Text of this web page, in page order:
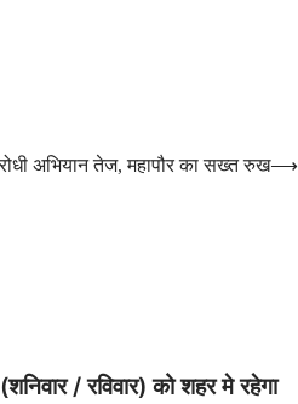
अभियान तेज, महापौर का सख्त रुख⟶
/ रविवार) को शहर मे रहेगा